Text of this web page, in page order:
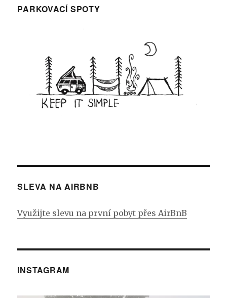
PARKOVACÍ SPOTY
SLEVA NA AIRBNB
Využijte slevu na první pobyt přes AirBnB
INSTAGRAM